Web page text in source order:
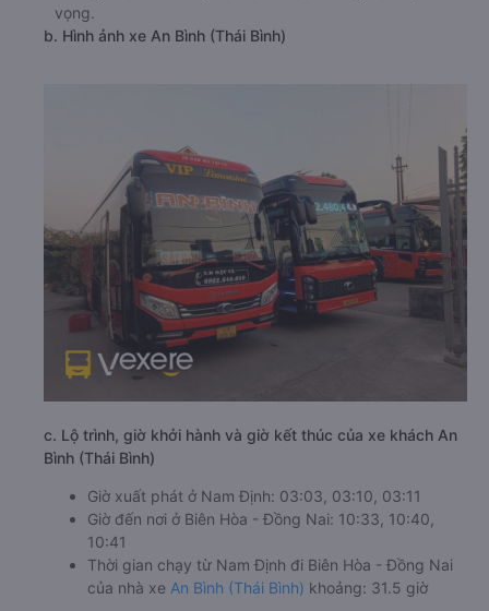
vọng.
b. Hình ảnh xe An Bình (Thái Bình)
c. Lộ trình, giờ khởi hành và giờ kết thúc của xe khách An
Bình (Thái Bình)
Giờ xuất phát ở Nam Định: 03:03, 03:10, 03:11
Giờ đến nơi ở Biên Hòa - Đồng Nai: 10:33, 10:40,
10:41
Thời gian chạy từ Nam Định đi Biên Hòa - Đồng Nai
của nhà xe An Bình (Thái Bình) khoảng: 31.5 giờ